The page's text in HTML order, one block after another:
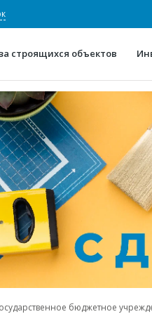
строящихся объектов
бюджетное